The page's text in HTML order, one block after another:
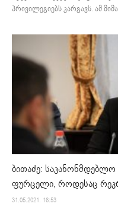
პრივილეგიებს კარგავს. ამ
ბითაძე:
ფურცელი, როდესაც
31.05.2021. 16:53